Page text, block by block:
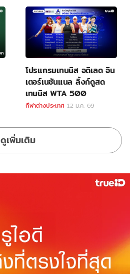
โปรแกรมเทนนิส อดิเลด อิน
เตอร์เนชันแนล ลิ้งก์ดูสด
เทนนิส WTA 500
กีฬาต่างประเทศ 12 ม.ค. 69
ดูเพิ่มเติม